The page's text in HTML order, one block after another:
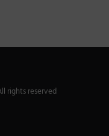
rights reserved